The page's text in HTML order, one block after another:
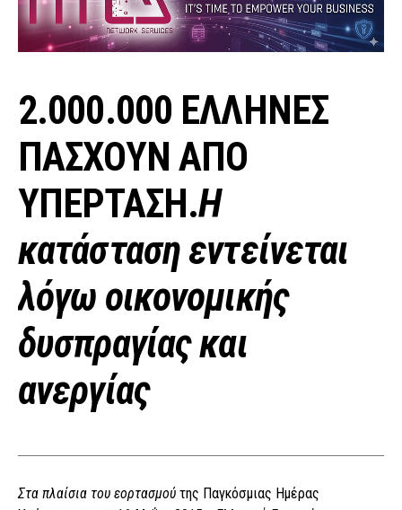
2.000.000 ΕΛΛΗΝΕΣ
ΠΑΣΧΟΥΝ ΑΠΟ
ΥΠΕΡΤΑΣΗ.Η
κατάσταση εντείνεται
λόγω οικονομικής
δυσπραγίας και
ανεργίας
Στα πλαίσια του εορτασμού της Παγκόσμιας Ημέρας